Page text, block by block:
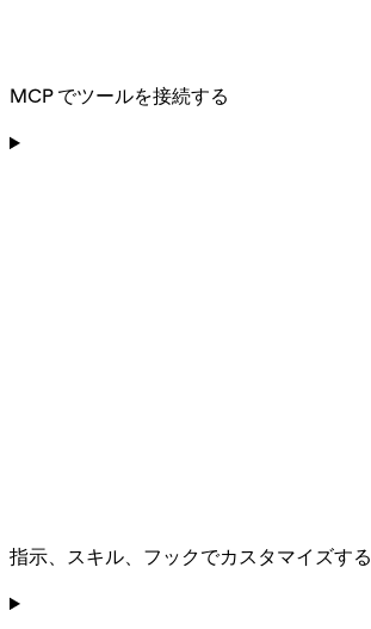
MCP でツールを接続する
指示、スキル、フックでカスタマイズする